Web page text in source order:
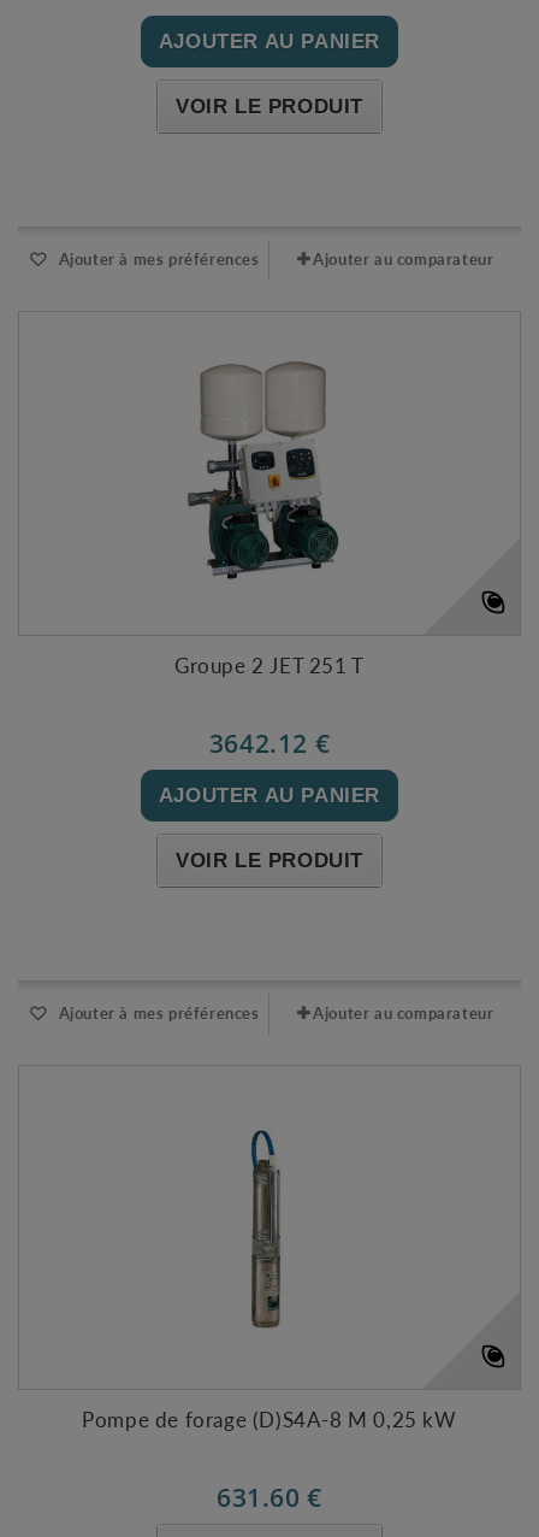
AJOUTER AU PANIER
VOIR LE PRODUIT
Ajouter à mes préférences Ajouter au comparateur
Groupe 2 JET 251 T
3642.12 €
AJOUTER AU PANIER
VOIR LE PRODUIT
Ajouter à mes préférences Ajouter au comparateur
Pompe de forage (D)S4A-8 M 0,25 kW
631.60 €